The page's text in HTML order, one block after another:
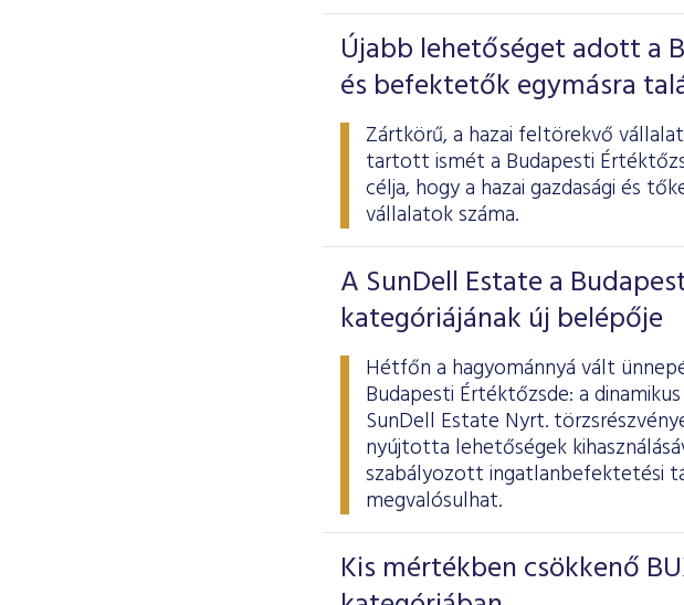
Újabb lehetőséget adott a
és befektetők egymásra
Zártkörű, a hazai feltörekvő
tartott ismét a Budapesti
célja, hogy a hazai gazdasági és
vállalatok száma.
A SunDell Estate a
kategóriájának új belépője
Hétfőn a hagyománnyá vált
Budapesti Értéktőzsde: a
SunDell Estate Nyrt.
nyújtotta lehetőségek
szabályozott ingatlanbefektetési
megvalósulhat.
Kis mértékben csökkenő